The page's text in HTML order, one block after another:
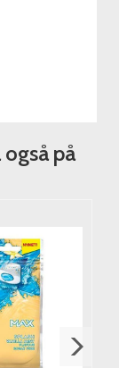
på